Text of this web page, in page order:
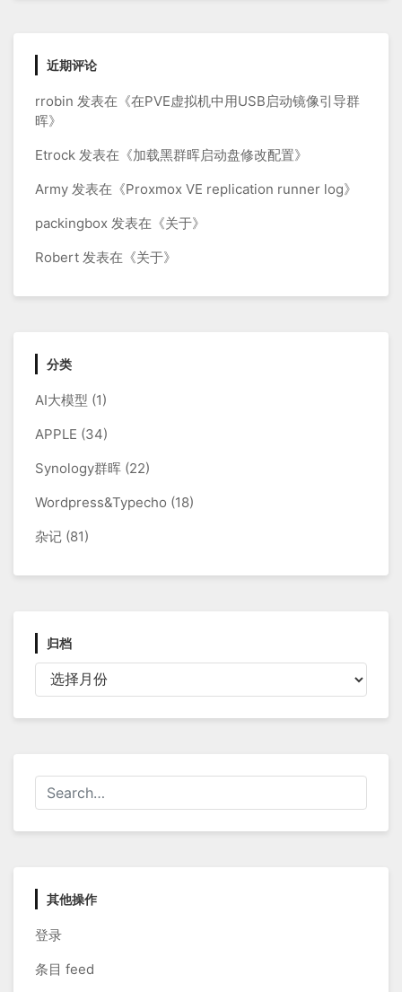
近期评论
rrobin 发表在《在PVE虚拟机中用USB启动镜像引导群
晖》
Etrock 发表在《加载黑群晖启动盘修改配置》
Army 发表在《Proxmox VE replication runner log》
packingbox 发表在《关于》
Robert 发表在《关于》
分类
AI大模型 (1)
APPLE (34)
Synology群晖 (22)
Wordpress&Typecho (18)
杂记 (81)
归档
档
其他操作
登录
条目 feed